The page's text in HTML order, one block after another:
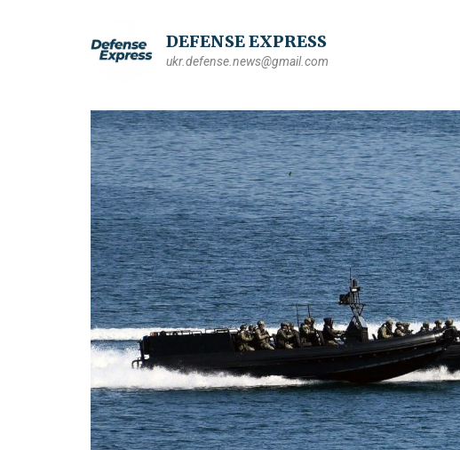
DEFENSE EXPRESS
ukr.defense.news@gmail.com